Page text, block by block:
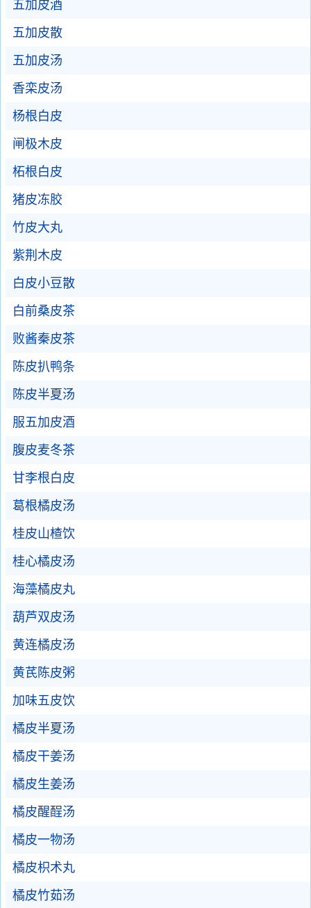
五加皮酒
五加皮散
五加皮汤
香栾皮汤
杨根白皮
闸极木皮
柘根白皮
猪皮冻胶
竹皮大丸
紫荆木皮
白皮小豆散
白前桑皮茶
败酱秦皮茶
陈皮扒鸭条
陈皮半夏汤
服五加皮酒
腹皮麦冬茶
甘李根白皮
葛根橘皮汤
桂皮山楂饮
桂心橘皮汤
海藻橘皮丸
葫芦双皮汤
黄连橘皮汤
黄芪陈皮粥
加味五皮饮
橘皮半夏汤
橘皮干姜汤
橘皮生姜汤
橘皮醒酲汤
橘皮一物汤
橘皮枳术丸
橘皮竹茹汤